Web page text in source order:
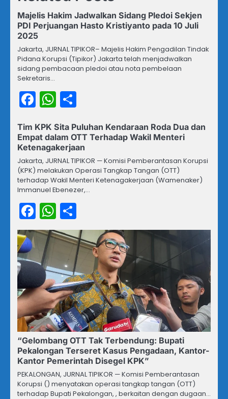
Majelis Hakim Jadwalkan Sidang Pledoi Sekjen
PDI Perjuangan Hasto Kristiyanto pada 10 Juli
2025
Jakarta, JURNAL TIPIKOR– Majelis Hakim Pengadilan Tindak
Pidana Korupsi (Tipikor) Jakarta telah menjadwalkan
sidang pembacaan pledoi atau nota pembelaan
Sekretaris…
Facebook
WhatsApp
Tim KPK Sita Puluhan Kendaraan Roda Dua dan
Empat dalam OTT Terhadap Wakil Menteri
Ketenagakerjaan
Jakarta, JURNAL TIPIKOR — Komisi Pemberantasan Korupsi
(KPK) melakukan Operasi Tangkap Tangan (OTT)
terhadap Wakil Menteri Ketenagakerjaan (Wamenaker)
Immanuel Ebenezer,…
Facebook
WhatsApp
“Gelombang OTT Tak Terbendung: Bupati
Pekalongan Terseret Kasus Pengadaan, Kantor-
Kantor Pemerintah Disegel KPK”
PEKALONGAN, JURNAL TIPIKOR — Komisi Pemberantasan
Korupsi () menyatakan operasi tangkap tangan (OTT)
terhadap Bupati Pekalongan, , berkaitan dengan dugaan…